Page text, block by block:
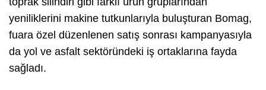
yeniliklerini makine tutkunlarıyla buluşturan Bomag,
fuara özel düzenlenen satış sonrası kampanyasıyla
da yol ve asfalt sektöründeki iş ortaklarına fayda
sağladı.